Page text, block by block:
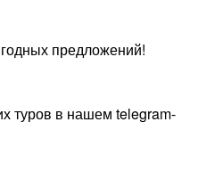
предложений!
туров в нашем telegram-